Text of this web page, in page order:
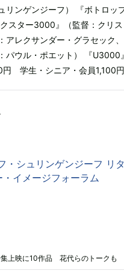
リンゲンジーフ） 『ボトロ
スター3000』（監督：クリ
アレクサンダー・グラセック
パウル・ポエット） 『
円 学生・シニア・会員1,100
・シュリンゲンジーフ
・イメージフォーラム
上映に10作品 花代らのトークも